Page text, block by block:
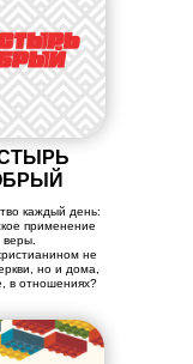
каждый день:
применение
веры.
не
но и дома,
в отношениях?